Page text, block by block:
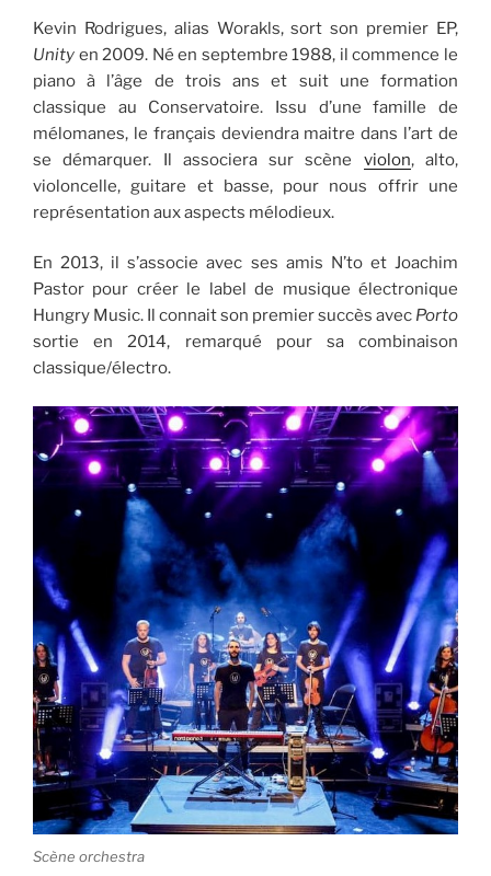
Kevin Rodrigues, alias Worakls, sort son premier EP,
Unity en 2009. Né en septembre 1988, il commence le
piano à l’âge de trois ans et suit une formation
classique au Conservatoire. Issu d’une famille de
mélomanes, le français deviendra maitre dans l’art de
se démarquer. Il associera sur scène violon, alto,
violoncelle, guitare et basse, pour nous offrir une
représentation aux aspects mélodieux.
En 2013, il s’associe avec ses amis N’to et Joachim
Pastor pour créer le label de musique électronique
Hungry Music. Il connait son premier succès avec Porto
sortie en 2014, remarqué pour sa combinaison
classique/électro.
Scène orchestra